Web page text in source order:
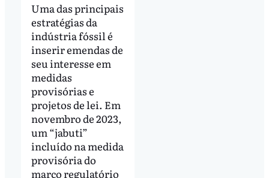
Uma das principais
estratégias da
indústria fóssil é
inserir emendas de
seu interesse em
medidas
provisórias e
projetos de lei. Em
novembro de 2023,
um “jabuti”
incluído na medida
provisória do
marco regulatório